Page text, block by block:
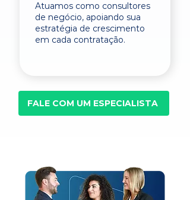
Atuamos como consultores
de negócio, apoiando sua
estratégia de crescimento
em cada contratação.
FALE COM UM ESPECIALISTA